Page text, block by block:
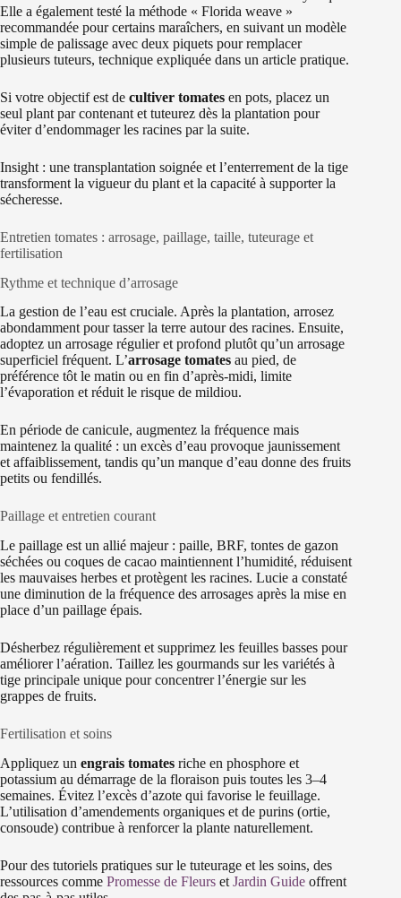
Elle a également testé la méthode « Florida weave »
recommandée pour certains maraîchers, en suivant un modèle
simple de palissage avec deux piquets pour remplacer
plusieurs tuteurs, technique expliquée dans un article pratique.
Si votre objectif est de cultiver tomates en pots, placez un
seul plant par contenant et tuteurez dès la plantation pour
éviter d’endommager les racines par la suite.
Insight : une transplantation soignée et l’enterrement de la tige
transforment la vigueur du plant et la capacité à supporter la
sécheresse.
Entretien tomates : arrosage, paillage, taille, tuteurage et
fertilisation
Rythme et technique d’arrosage
La gestion de l’eau est cruciale. Après la plantation, arrosez
abondamment pour tasser la terre autour des racines. Ensuite,
adoptez un arrosage régulier et profond plutôt qu’un arrosage
superficiel fréquent. L’arrosage tomates au pied, de
préférence tôt le matin ou en fin d’après-midi, limite
l’évaporation et réduit le risque de mildiou.
En période de canicule, augmentez la fréquence mais
maintenez la qualité : un excès d’eau provoque jaunissement
et affaiblissement, tandis qu’un manque d’eau donne des fruits
petits ou fendillés.
Paillage et entretien courant
Le paillage est un allié majeur : paille, BRF, tontes de gazon
séchées ou coques de cacao maintiennent l’humidité, réduisent
les mauvaises herbes et protègent les racines. Lucie a constaté
une diminution de la fréquence des arrosages après la mise en
place d’un paillage épais.
Désherbez régulièrement et supprimez les feuilles basses pour
améliorer l’aération. Taillez les gourmands sur les variétés à
tige principale unique pour concentrer l’énergie sur les
grappes de fruits.
Fertilisation et soins
Appliquez un engrais tomates riche en phosphore et
potassium au démarrage de la floraison puis toutes les 3–4
semaines. Évitez l’excès d’azote qui favorise le feuillage.
L’utilisation d’amendements organiques et de purins (ortie,
consoude) contribue à renforcer la plante naturellement.
Pour des tutoriels pratiques sur le tuteurage et les soins, des
ressources comme Promesse de Fleurs et Jardin Guide offrent